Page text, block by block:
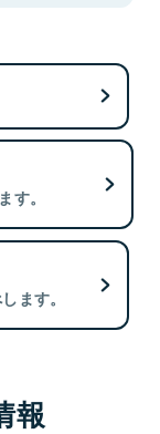
す。
ます。
報